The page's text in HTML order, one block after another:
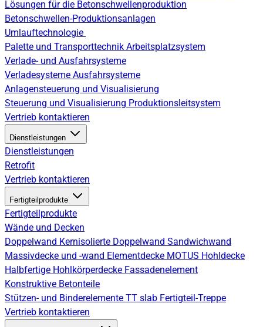
Lösungen für die Betonschwellenproduktion
Betonschwellen-Produktionsanlagen
Umlauftechnologie
Palette und Transporttechnik Arbeitsplatzsystem
Verlade- und Ausfahrsysteme
Verladesysteme Ausfahrsysteme
Anlagensteuerung und Visualisierung
Steuerung und Visualisierung Produktionsleitsystem
Vertrieb kontaktieren
Dienstleistungen
Dienstleistungen
Retrofit
Vertrieb kontaktieren
Fertigteilprodukte
Fertigteilprodukte
Wände und Decken
Doppelwand Kernisolierte Doppelwand Sandwichwand
Massivdecke und -wand Elementdecke MOTUS Hohldecke
Halbfertige Hohlkörperdecke Fassadenelement
Konstruktive Betonteile
Stützen- und Binderelemente TT slab Fertigteil-Treppe
Vertrieb kontaktieren